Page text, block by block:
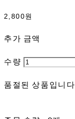
2,800원
추가 금액
수량
품절된 상품입니다.